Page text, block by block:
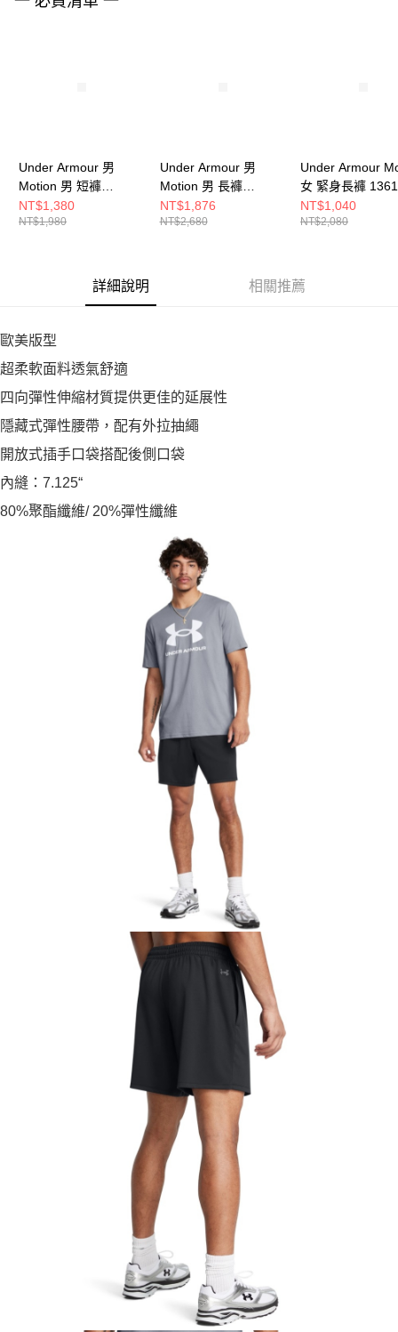
「AFTEE先享後付」，若未經同意申辦者引起之損失，本公司不負相關責
Under Armour 男
Motion 男 短褲
1386982-025
NT$1,380
NT$1,980
Under Armour 男
Motion 男 長褲
1386981-001
NT$1,876
NT$2,680
Under Armour
女 緊身長褲
003
NT$1,040
NT$2,080
詳細說明 相關推薦
歐美版型
超柔軟面料透氣舒適
四向彈性伸縮材質提供更佳的延展性
隱藏式彈性腰帶，配有外拉抽繩
開放式插手口袋搭配後側口袋
內縫：7.125“
80%聚酯纖維/ 20%彈性纖維